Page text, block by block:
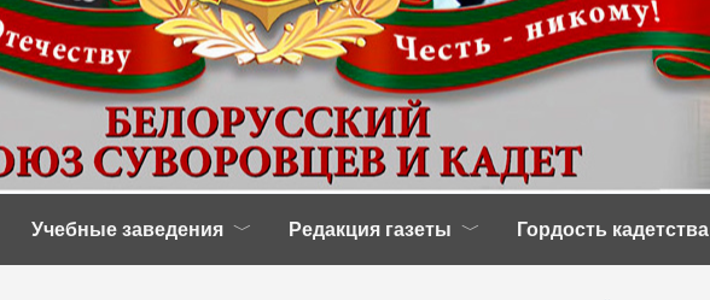
Учебные заведения Редакция газеты Гордость кадетства